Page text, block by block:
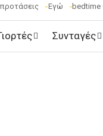
Εγώ bedtime
Συνταγές